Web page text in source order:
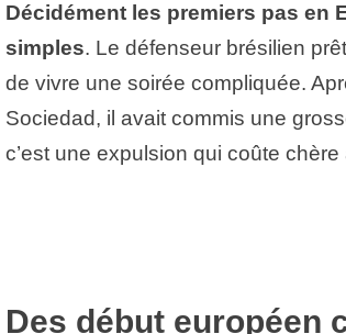
Décidément les premiers pas en
simples. Le défenseur brésilien
de vivre une soirée compliquée.
Sociedad, il avait commis une
c’est une expulsion qui coûte
Des début européen